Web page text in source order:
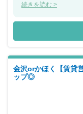
員/社会）」「挑戦と
です。 一つの成約を全
る』よりは『顧客と
本給割合が大きく、
す。
続きを読む >
金沢orかほく【賃貸
ップ◎